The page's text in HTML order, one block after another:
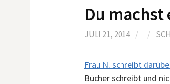
Du machst
JULI 21, 2014 / /
Frau N. schreibt
Bücher schreibt und